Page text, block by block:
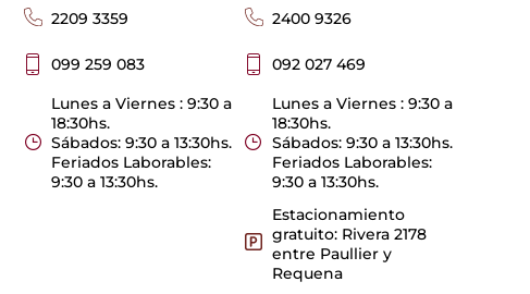
2209 3359
099 259 083
Lunes a Viernes : 9:30 a
18:30hs.
Sábados: 9:30 a 13:30hs.
Feriados Laborables:
9:30 a 13:30hs.
2400 9326
092 027 469
Lunes a Viernes : 9:30 a
18:30hs.
Sábados: 9:30 a 13:30hs.
Feriados Laborables:
9:30 a 13:30hs.
Estacionamiento
gratuito: Rivera 2178
entre Paullier y
Requena